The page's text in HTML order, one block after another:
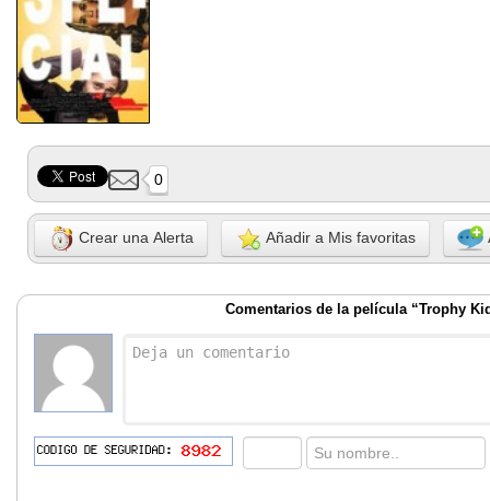
0
Crear una Alerta Añadir a Mis favoritas
Comentarios de la película “Trophy